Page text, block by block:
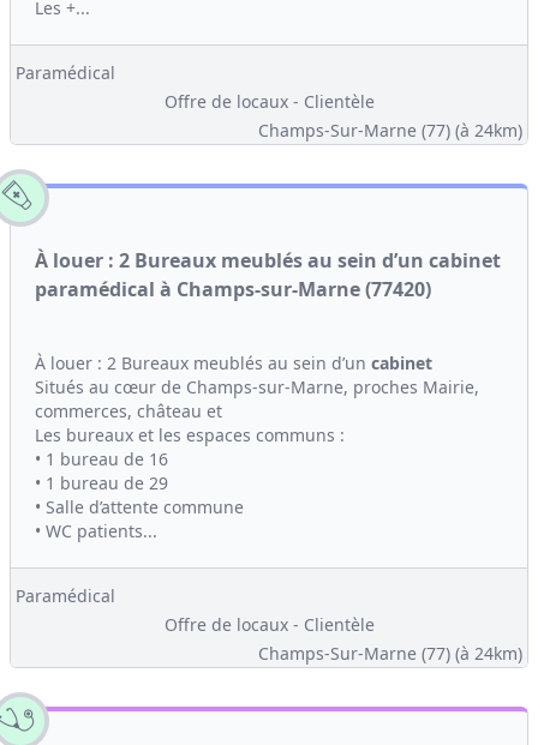
Les +...
Paramédical
Offre de locaux - Clientèle
Champs-Sur-Marne (77) (à 24km)
À louer : 2 Bureaux meublés au sein d’un cabinet
paramédical à Champs-sur-Marne (77420)
À louer : 2 Bureaux meublés au sein d’un cabinet
Situés au cœur de Champs-sur-Marne, proches Mairie,
commerces, château et
Les bureaux et les espaces communs :
• 1 bureau de 16
• 1 bureau de 29
• Salle d’attente commune
• WC patients...
Paramédical
Offre de locaux - Clientèle
Champs-Sur-Marne (77) (à 24km)